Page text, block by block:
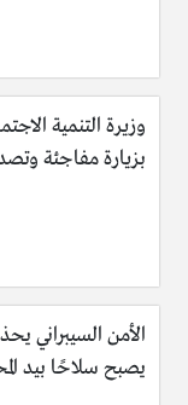
وزيرة التنمية
بزيارة مفاجئة
الأمن السيبراني
يصبح سلاحًا بيد